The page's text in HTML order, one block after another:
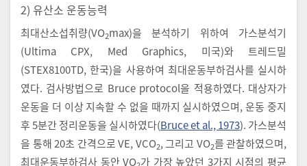
2) 유산소 운동능력
최대산소섭취량(VO2max)을 분석하기 위하여 가스분석기
(Ultima CPX, Med Graphics, 미국)와 트레드밀
(STEX8100TD, 한국)을 사용하여 최대운동부하검사를 실시하
였다. 검사방법으로 Bruce protocol을 적용하였다. 대상자가
운동을 더 이상 지속할 수 없을 때까지 실시하였으며, 운동 중지
후 5분간 정리운동을 실시하였다(Bruce et al., 1973). 가스분석
을 통해 20초 간격으로 VE, VCO2, 그리고 VO2를 관찰하였으며,
최대운동부하검사 동안 VO 가 가장 높았던 3가지 시점의 평균